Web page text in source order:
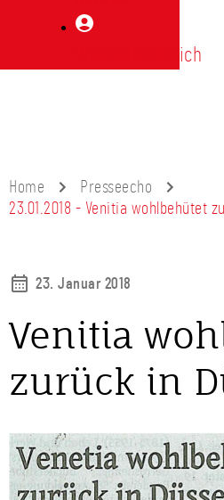
Mitgliederbereich
Home
Presseecho
23.01.2018 - Venitia wohlbehütet
23. Januar 2018
Venitia
zurück in